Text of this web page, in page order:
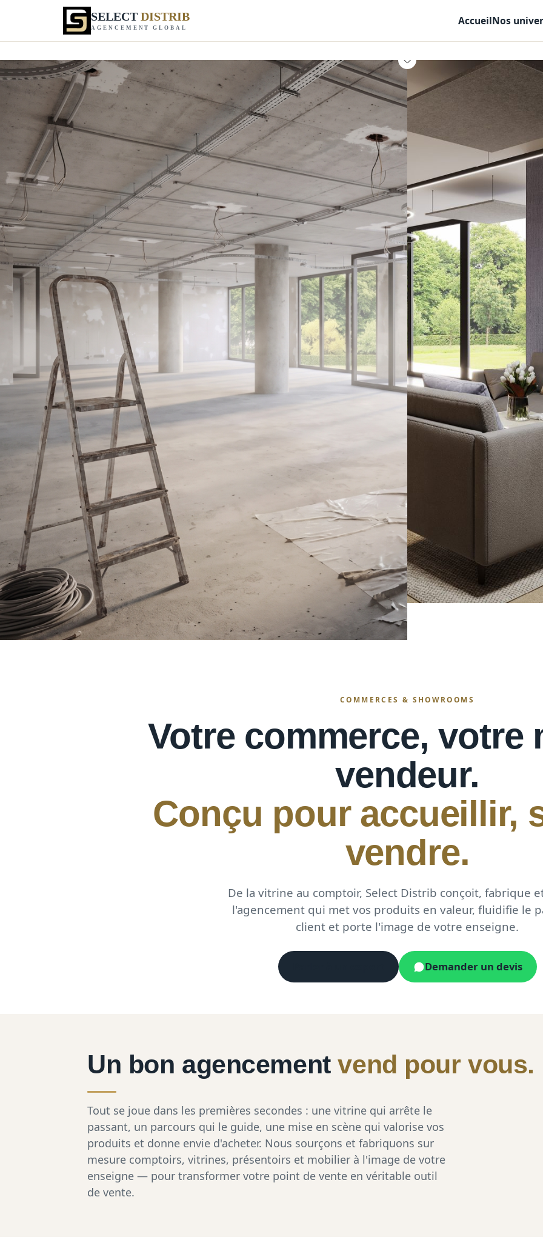
SELECT DISTRIB
AGENCEMENT GLOBAL
AccueilNos
COMMERCES & SHOWROOMS
Votre commerce, votre
vendeur.
Conçu pour accueillir,
vendre.
De la vitrine au comptoir, Select Distrib conçoit, fabrique
l'agencement qui met vos produits en valeur, fluidifie le
client et porte l'image de votre enseigne.
Demander un devis
Un bon agencementvend pour vous.
Tout se joue dans les premières secondes : une vitrine qui arrête le
passant, un parcours qui le guide, une mise en scène qui valorise vos
produits et donne envie d'acheter. Nous sourçons et fabriquons sur
mesure comptoirs, vitrines, présentoirs et mobilier à l'image de votre
enseigne — pour transformer votre point de vente en véritable outil
de vente.